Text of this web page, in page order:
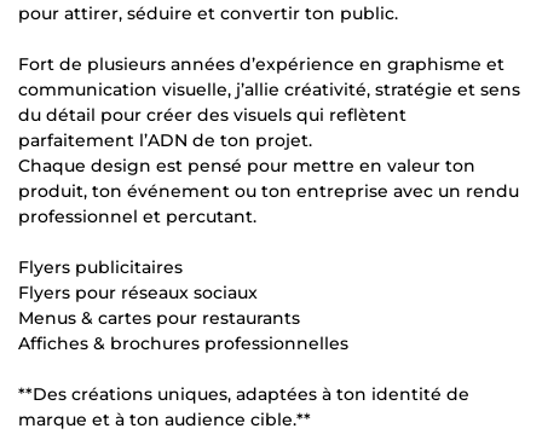
pour attirer, séduire et convertir ton public.
Fort de plusieurs années d’expérience en graphisme et
communication visuelle, j’allie créativité, stratégie et sens
du détail pour créer des visuels qui reflètent
parfaitement l’ADN de ton projet.
Chaque design est pensé pour mettre en valeur ton
produit, ton événement ou ton entreprise avec un rendu
professionnel et percutant.
Flyers publicitaires
Flyers pour réseaux sociaux
Menus & cartes pour restaurants
Affiches & brochures professionnelles
**Des créations uniques, adaptées à ton identité de
marque et à ton audience cible.**